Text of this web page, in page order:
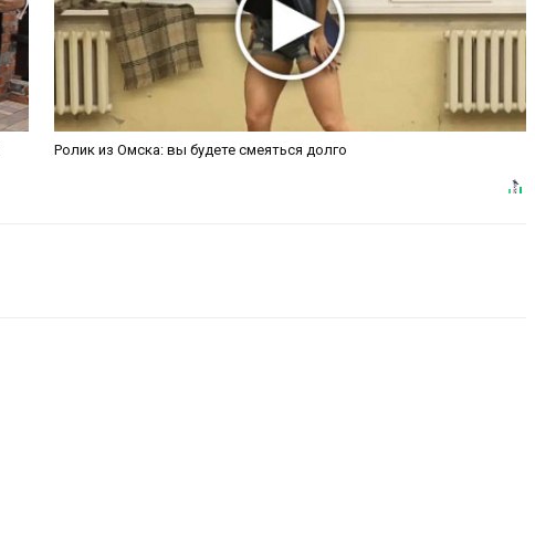
Ролик из Омска: вы будете смеяться долго